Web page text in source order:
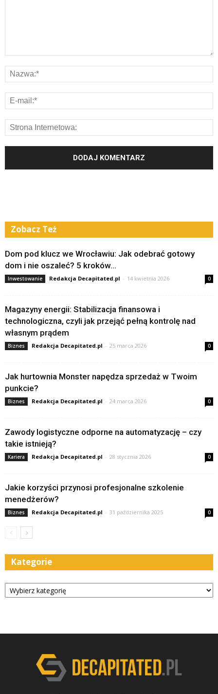
Zobacz Też
Dom pod klucz we Wrocławiu: Jak odebrać gotowy
dom i nie oszaleć? 5 kroków...
Inwestowanie Redakcja Decapitated.pl - 14 kwietnia 2026 0
Magazyny energii: Stabilizacja finansowa i
technologiczna, czyli jak przejąć pełną kontrolę nad
własnym prądem
Biznes Redakcja Decapitated.pl - 25 marca 2026 0
Jak hurtownia Monster napędza sprzedaż w Twoim
punkcie?
Biznes Redakcja Decapitated.pl - 24 marca 2026 0
Zawody logistyczne odporne na automatyzację – czy
takie istnieją?
Kariera Redakcja Decapitated.pl - 28 stycznia 2026 0
Jakie korzyści przynosi profesjonalne szkolenie
menedżerów?
Biznes Redakcja Decapitated.pl - 31 października 2025 0
Kategorie
Kategorie